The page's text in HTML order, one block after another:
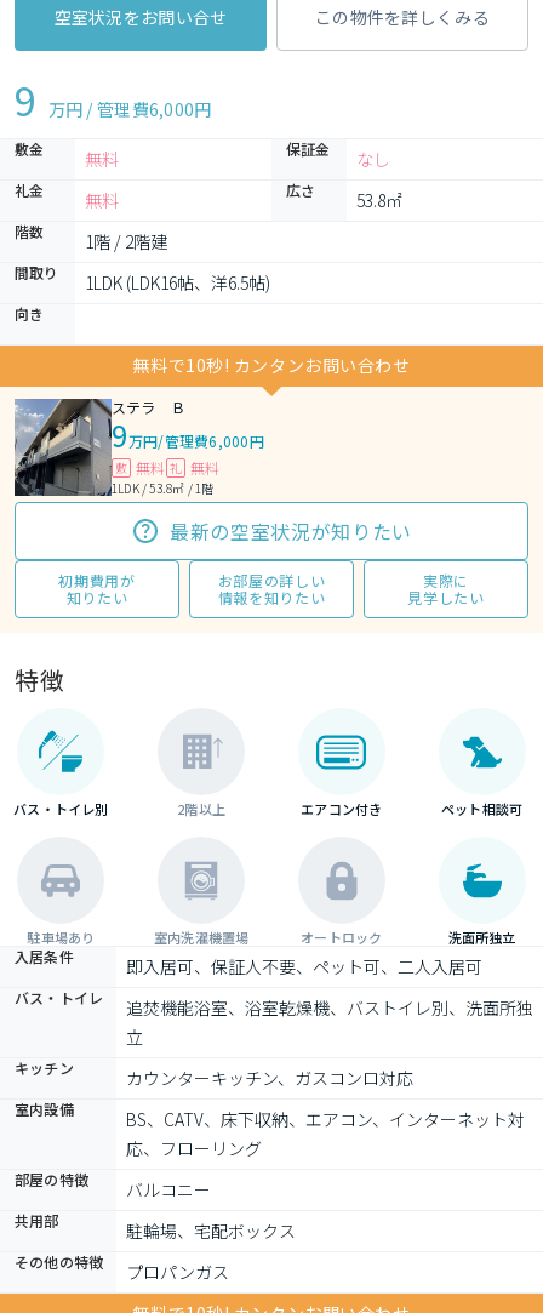
空室状況をお問い合せ この物件を詳しくみる
9 万円 / 管理費6,000円
敷金 無料 保証金 なし
礼金 無料 広さ 53.8㎡
階数 1階 / 2階建
間取り 1LDK (LDK16帖、洋6.5帖)
向き
無料で10秒! カンタンお問い合わせ
ステラ Ｂ
9万円/管理費6,000円
敷 無料 礼 無料
1LDK / 53.8㎡ / 1階
最新の空室状況が知りたい
初期費用が
知りたい
お部屋の詳しい
情報を知りたい
実際に
見学したい
特徴
バス・トイレ別 2階以上 エアコン付き ペット相談可
駐車場あり 室内洗濯機置場 オートロック 洗面所独立
入居条件 即入居可、保証人不要、ペット可、二人入居可
バス・トイレ
追焚機能浴室、浴室乾燥機、バストイレ別、洗面所独
立
キッチン カウンターキッチン、ガスコンロ対応
室内設備
BS、CATV、床下収納、エアコン、インターネット対
応、フローリング
部屋の特徴 バルコニー
共用部 駐輪場、宅配ボックス
その他の特徴
プロパンガス